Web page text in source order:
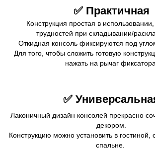
✅ Практичная
Конструкция простая в
трудностей при складывании/
Откидная консоль фиксируются под
Для того, чтобы сложить готовую
нажать на рычаг фиксатора.
✅
Лаконичный дизайн консолей прекрасно
декором.
Конструкцию можно установить в гостиной,
спальне.